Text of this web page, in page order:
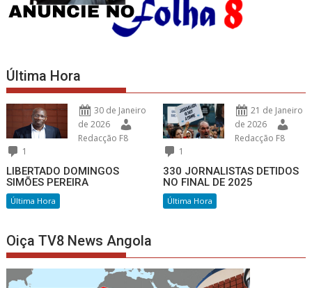
Última Hora
30 de Janeiro
de 2026
Redacção F8
1
LIBERTADO DOMINGOS
SIMÕES PEREIRA
Última Hora
21 de Janeiro
de 2026
Redacção F8
1
330 JORNALISTAS DETIDOS
NO FINAL DE 2025
Última Hora
Oiça TV8 News Angola